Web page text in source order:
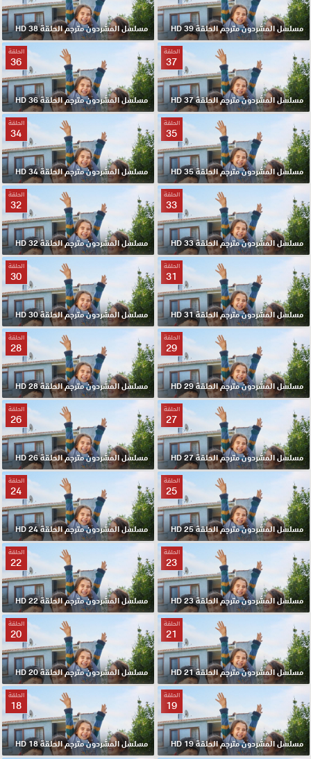
مسلسل المشردون مترجم الحلقة 39 HD مسلسل المشردون مترجم الحلقة 38 HD
الحلقة
37
مسلسل المشردون مترجم الحلقة 37 HD
الحلقة
36
مسلسل المشردون مترجم الحلقة 36 HD
الحلقة
35
مسلسل المشردون مترجم الحلقة 35 HD
الحلقة
34
مسلسل المشردون مترجم الحلقة 34 HD
الحلقة
33
مسلسل المشردون مترجم الحلقة 33 HD
الحلقة
32
مسلسل المشردون مترجم الحلقة 32 HD
الحلقة
31
مسلسل المشردون مترجم الحلقة 31 HD
الحلقة
30
مسلسل المشردون مترجم الحلقة 30 HD
الحلقة
29
مسلسل المشردون مترجم الحلقة 29 HD
الحلقة
28
مسلسل المشردون مترجم الحلقة 28 HD
الحلقة
27
مسلسل المشردون مترجم الحلقة 27 HD
الحلقة
26
مسلسل المشردون مترجم الحلقة 26 HD
الحلقة
25
مسلسل المشردون مترجم الحلقة 25 HD
الحلقة
24
مسلسل المشردون مترجم الحلقة 24 HD
الحلقة
23
مسلسل المشردون مترجم الحلقة 23 HD
الحلقة
22
مسلسل المشردون مترجم الحلقة 22 HD
الحلقة
21
مسلسل المشردون مترجم الحلقة 21 HD
الحلقة
20
مسلسل المشردون مترجم الحلقة 20 HD
الحلقة
19
مسلسل المشردون مترجم الحلقة 19 HD
الحلقة
18
مسلسل المشردون مترجم الحلقة 18 HD